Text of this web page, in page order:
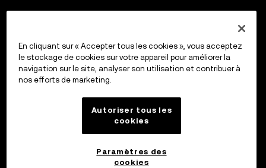
En cliquant sur « Accepter tous les cookies », vous acceptez
le stockage de cookies sur votre appareil pour améliorer la
navigation sur le site, analyser son utilisation et contribuer à
nos efforts de marketing.
Autoriser tous les
cookies
Paramètres des
cookies